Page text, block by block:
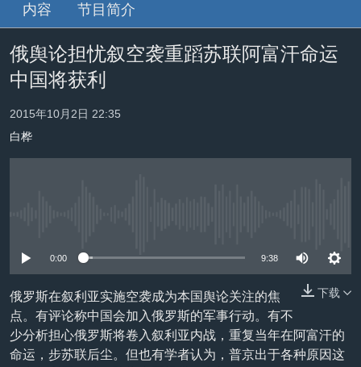
到
内
转
导
台湾
港澳
国际
最新国际新闻
印太
美洲
全球议题
分类新闻
经济·金融·贸易
劳工
环境
美中关系
美中关系
美国建国250周年
埃博拉疫情
美国之音专访
中文广播
关注我们
订阅
内容 节目简介
俄舆论担忧叙空袭重蹈苏联阿富汗命运
中国将获利
2015年10月2日 22:35
白桦
0:00 9:38
下载
俄罗斯在叙利亚实施空袭成为本国舆论关注的焦
点。有评论称中国会加入俄罗斯的军事行动。有不
少分析担心俄罗斯将卷入叙利亚内战，重复当年在阿富汗的
命运，步苏联后尘。但也有学者认为，普京出于各种原因这